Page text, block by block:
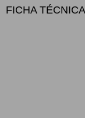
FICHA TÉCNICA